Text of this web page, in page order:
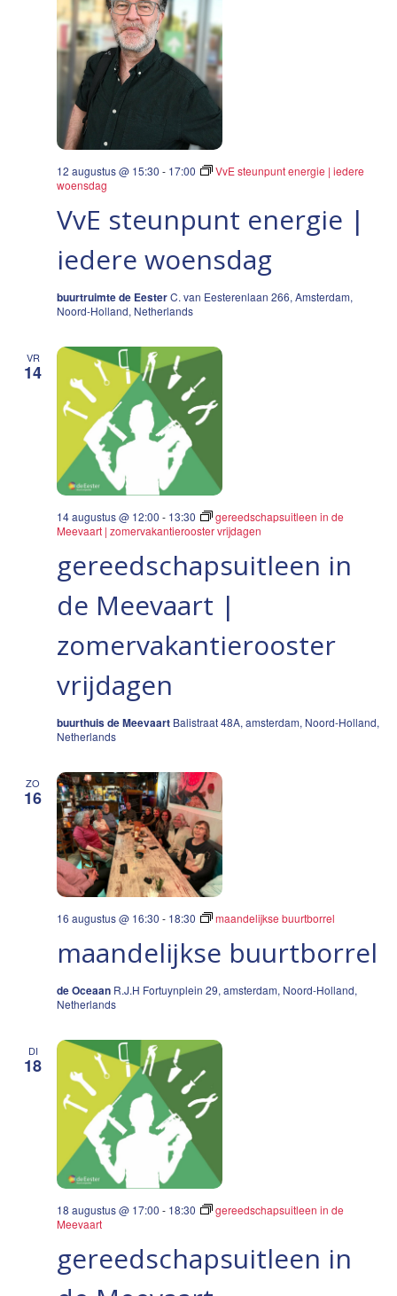
VvE steunpunt energie |
iedere woensdag
12 augustus @ 15:30 - 17:00
VvE steunpunt energie | iedere
woensdag
buurtruimte de EesterC. van Eesterenlaan 266, Amsterdam,
Noord-Holland, Netherlands
VR
14
gereedschapsuitleen in
de Meevaart |
zomervakantierooster
vrijdagen
14 augustus @ 12:00 - 13:30
gereedschapsuitleen in de
Meevaart | zomervakantierooster vrijdagen
buurthuis de Meevaart Balistraat 48A, amsterdam, Noord-Holland,
Netherlands
ZO
16
maandelijkse buurtborrel
16 augustus @ 16:30 - 18:30 maandelijkse buurtborrel
de Oceaan R.J.H Fortuynplein 29, amsterdam, Noord-Holland,
Netherlands
DI
18
gereedschapsuitleen in
18 augustus @ 17:00 - 18:30
gereedschapsuitleen in de
Meevaart